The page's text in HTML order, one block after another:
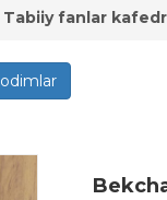
Tabiiy fanlar